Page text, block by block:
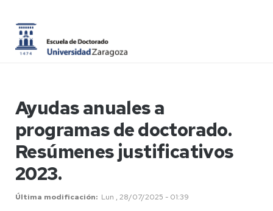
Ayudas anuales a
programas de doctorado.
Resúmenes justificativos
2023.
Última modificación Lun , 28/07/2025 - 01:39